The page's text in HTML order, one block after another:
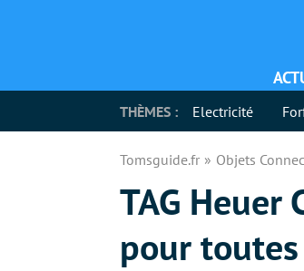
THÈMES : Electricité
Tomsguide.fr Objets
TAG Heuer
pour